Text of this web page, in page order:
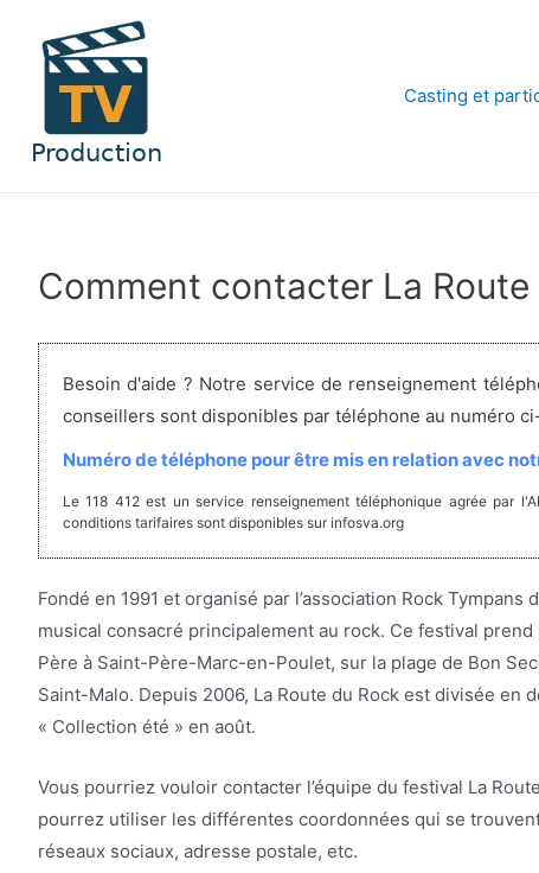
contenu
Casting et
Comment contacter La Route
Besoin d'aide ? Notre service de renseignement
conseillers sont disponibles par téléphone au numéro
Numéro de téléphone pour être mis en relation avec
Le 118 412 est un service renseignement téléphonique agrée par
conditions tarifaires sont disponibles sur infosva.org
Fondé en 1991 et organisé par l’association Rock
musical consacré principalement au rock. Ce festival
Père à Saint-Père-Marc-en-Poulet, sur la plage de Bon
Saint-Malo. Depuis 2006, La Route du Rock est divisée
« Collection été » en août.
Vous pourriez vouloir contacter l’équipe du festival La
pourrez utiliser les différentes coordonnées qui se
réseaux sociaux, adresse postale, etc.